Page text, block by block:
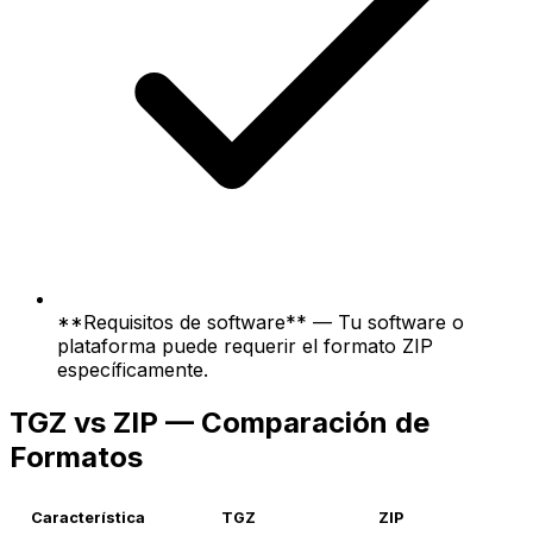
**Requisitos de software** — Tu software o
plataforma puede requerir el formato ZIP
específicamente.
TGZ vs ZIP — Comparación de
Formatos
Característica TGZ ZIP